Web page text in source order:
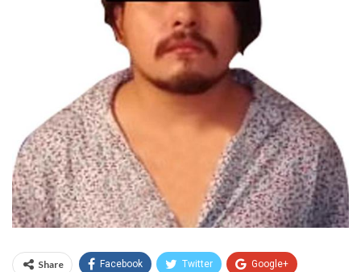
Share Facebook Twitter Google+